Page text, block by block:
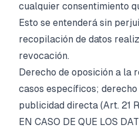
cualquier consentimiento
Esto se entenderá sin
recopilación de datos
revocación.
Derecho de oposición a la
casos específicos;
publicidad directa (Art. 21
EN CASO DE QUE LOS